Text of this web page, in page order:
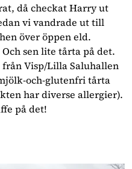
då checkat Harry ut
vi vandrade ut till
över öppen eld.
sen lite tårta på det.
Visp/Lilla Saluhallen
och-glutenfri tårta
har diverse allergier).
på det!